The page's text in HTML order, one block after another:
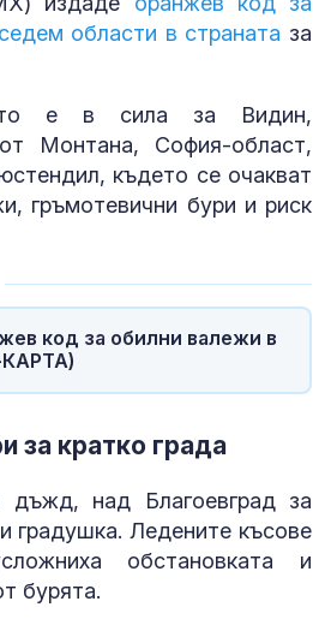
области в страната за
е в сила за Видин,
Монтана, София-област,
където се очакват
гръмотевични бури и риск
код за обилни валежи в
за кратко града
дъжд, над Благоевград за
градушка. Ледените късове
обстановката и
бурята.